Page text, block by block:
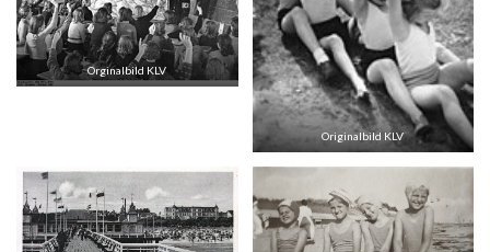
Orginalbild KLV
Originalbild KLV